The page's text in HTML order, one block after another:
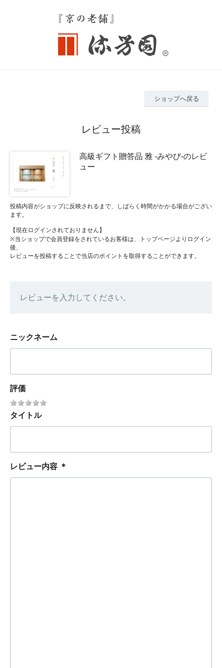
ショップへ戻る
レビュー投稿
高級ギフト贈答品 雅 -みやび-のレビ
ュー
投稿内容がショップに反映されるまで、しばらく時間がかかる場合がござい
ます。
【現在ログインされておりません】
※当ショップで会員登録をされているお客様は、トップページよりログイン
後、
レビューを投稿することで当店のポイントを取得することができます。
レビューを入力してください。
ニックネーム
評価
タイトル
レビュー内容 ＊